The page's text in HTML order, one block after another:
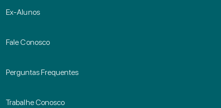
Ex-Alunos
Fale Conosco
Perguntas Frequentes
Trabalhe Conosco